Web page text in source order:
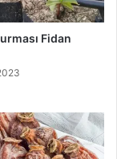
Fidan